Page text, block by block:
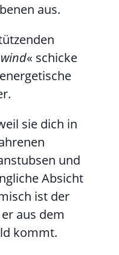
aus.
« schicke
sie dich in
und
Absicht
ist der
aus dem
kommt.